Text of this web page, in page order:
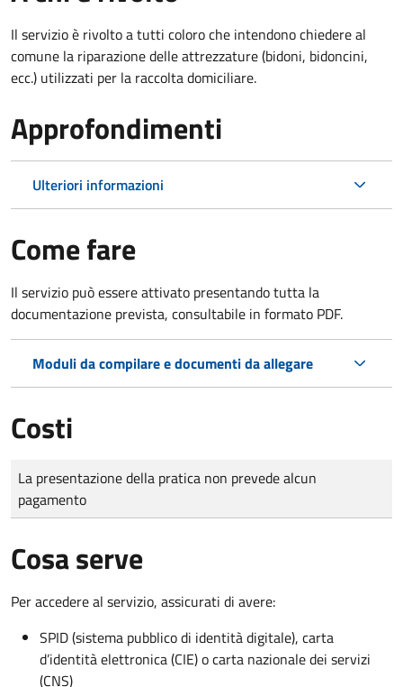
Il servizio è rivolto a tutti coloro che intendono chiedere al
comune la riparazione delle attrezzature (bidoni, bidoncini,
ecc.) utilizzati per la raccolta domiciliare.
Approfondimenti
Ulteriori informazioni
Come fare
Il servizio può essere attivato presentando tutta la
documentazione prevista, consultabile in formato PDF.
Moduli da compilare e documenti da allegare
Costi
Tipo di pagamento
Importo
La presentazione della pratica non prevede alcun
pagamento
Cosa serve
Per accedere al servizio, assicurati di avere:
SPID (sistema pubblico di identità digitale), carta
d’identità elettronica (CIE) o carta nazionale dei servizi
(CNS)